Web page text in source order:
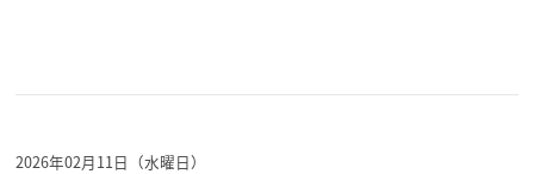
2026年02月11日（水曜日）